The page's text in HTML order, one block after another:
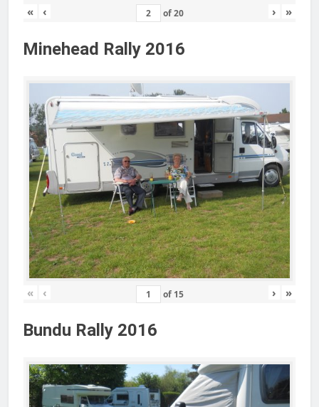
« ‹ of20 › »
Minehead Rally 2016
« ‹ of 15 › »
Bundu Rally 2016